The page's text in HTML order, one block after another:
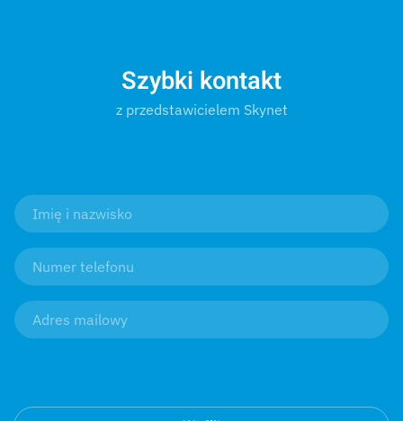
Szybki kontakt
z przedstawicielem Skynet